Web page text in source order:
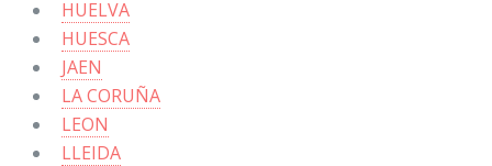
HUELVA
HUESCA
JAEN
LA CORUÑA
LEON
LLEIDA